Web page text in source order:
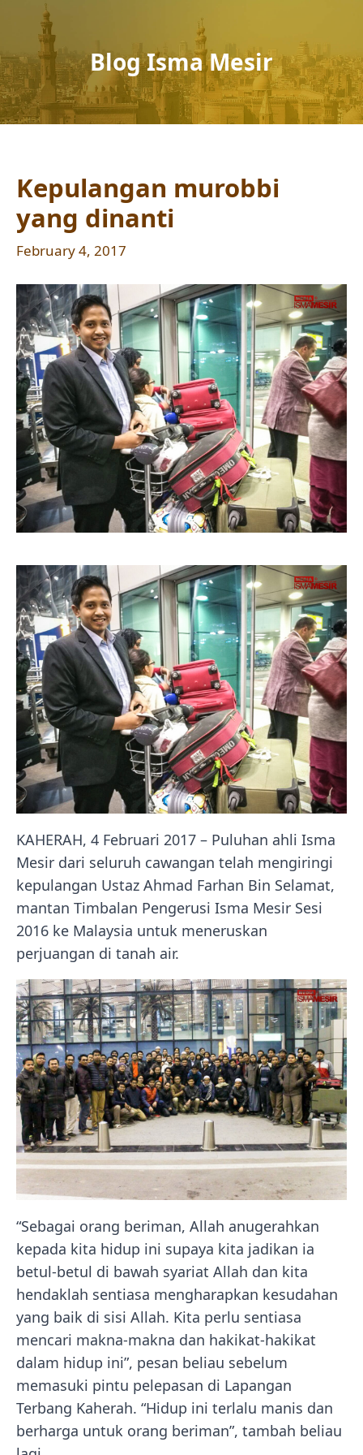
Blog Isma Mesir
Kepulangan murobbi
yang dinanti
February 4, 2017
KAHERAH, 4 Februari 2017 – Puluhan ahli Isma
Mesir dari seluruh cawangan telah mengiringi
kepulangan Ustaz Ahmad Farhan Bin Selamat,
mantan Timbalan Pengerusi Isma Mesir Sesi
2016 ke Malaysia untuk meneruskan
perjuangan di tanah air.
“Sebagai orang beriman, Allah anugerahkan
kepada kita hidup ini supaya kita jadikan ia
betul-betul di bawah syariat Allah dan kita
hendaklah sentiasa mengharapkan kesudahan
yang baik di sisi Allah. Kita perlu sentiasa
mencari makna-makna dan hakikat-hakikat
dalam hidup ini”, pesan beliau sebelum
memasuki pintu pelepasan di Lapangan
Terbang Kaherah. “Hidup ini terlalu manis dan
berharga untuk orang beriman”, tambah beliau